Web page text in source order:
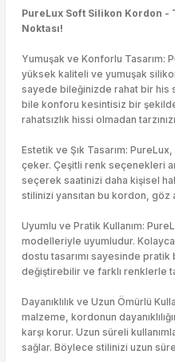
PureLux Soft Silikon Kordon -
Noktası!
Yumuşak ve Konforlu Tasarım:
yüksek kaliteli ve yumuşak
sayede bileğinizde rahat bir his
bile konforu kesintisiz bir
rahatsızlık hissi olmadan
Estetik ve Şık Tasarım:
çeker. Çeşitli renk seçenekleri
seçerek saatinizi daha kişisel
stilinizi yansıtan bu kordon, göz
Uyumlu ve Pratik Kullanım:
modelleriyle uyumludur. Kolayca
dostu tasarımı sayesinde pratik
değiştirebilir ve farklı renklerle
Dayanıklılık ve Uzun Ömürlü
malzeme, kordonun
karşı korur. Uzun süreli
sağlar. Böylece stilinizi uzun